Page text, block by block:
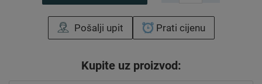
Pošalji upit Prati cijenu
Kupite uz proizvod: